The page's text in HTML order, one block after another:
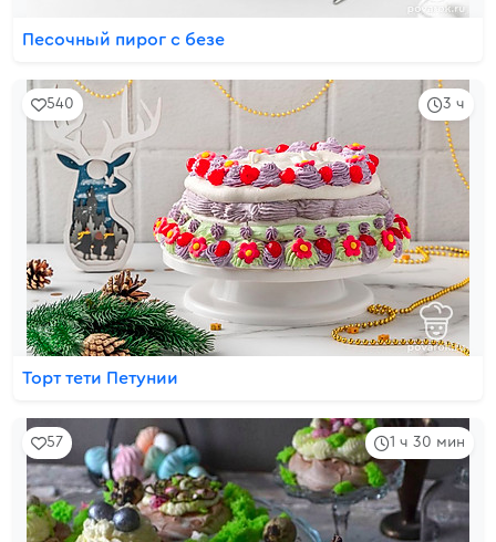
Песочный пирог с безе
3 ч
540
Торт тети Петунии
1 ч 30 мин
57